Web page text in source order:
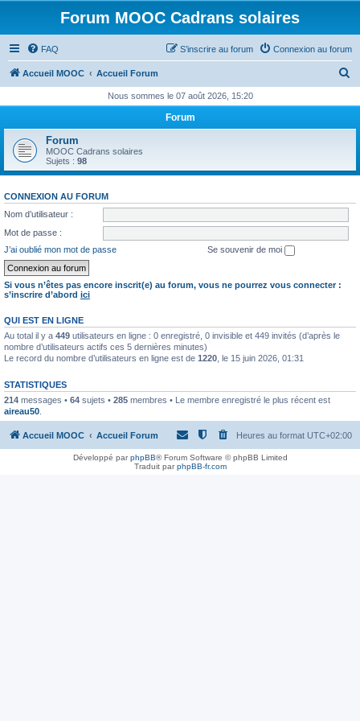
Forum MOOC Cadrans solaires
FAQ Connexion au forum
S’inscrire au forum
Accueil MOOC Accueil Forum
h
r
Nous sommes le 07 août 2026, 15:20
Forum
Forum
MOOC Cadrans solaires
Sujets : 98
CONNEXION AU FORUM
Nom d’utilisateur :
Mot de passe :
J’ai oublié mon mot de passe
Se souvenir de moi
Si vous n’êtes pas encore inscrit(e) au forum, vous ne pourrez vous connecter :
s’inscrire d’abord ici
QUI EST EN LIGNE
Au total il y a 449 utilisateurs en ligne : 0 enregistré, 0 invisible et 449 invités (d’après le
nombre d’utilisateurs actifs ces 5 dernières minutes)
Le record du nombre d’utilisateurs en ligne est de 1220 , le 15 juin 2026, 01:31
STATISTIQUES
214 messages • 64 sujets • 285 membres • Le membre enregistré le plus récent est
aireau50
Accueil MOOC Accueil Forum Heures au format UTC+02:00
Développé parphpBB® Forum Software © phpBB Limited
Traduit parphpBB-fr.com